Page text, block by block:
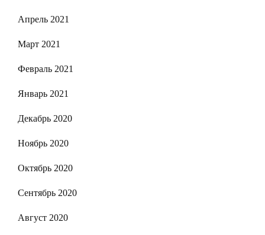
Апрель 2021
Март 2021
Февраль 2021
Январь 2021
Декабрь 2020
Ноябрь 2020
Октябрь 2020
Сентябрь 2020
Август 2020